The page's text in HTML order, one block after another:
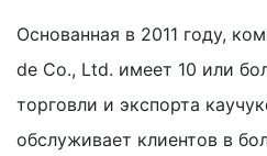
Основанная в 2011 году,
de Co., Ltd. имеет 10 или
торговли и экспорта
обслуживает клиентов в